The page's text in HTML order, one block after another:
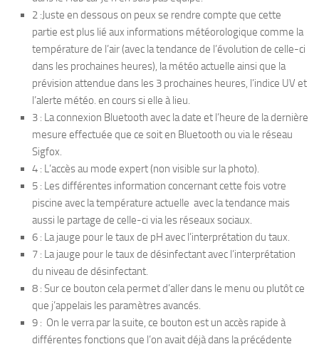
2 :Juste en dessous on peux se rendre compte que cette
partie est plus lié aux informations météorologique comme la
température de l’air (avec la tendance de l’évolution de celle-ci
dans les prochaines heures), la météo actuelle ainsi que la
prévision attendue dans les 3 prochaines heures, l’indice UV et
l’alerte météo. en cours si elle à lieu.
3 : La connexion Bluetooth avec la date et l’heure de la dernière
mesure effectuée que ce soit en Bluetooth ou via le réseau
Sigfox.
4 : L’accès au mode expert (non visible sur la photo).
5 : Les différentes information concernant cette fois votre
piscine avec la température actuelle avec la tendance mais
aussi le partage de celle-ci via les réseaux sociaux.
6 : La jauge pour le taux de pH avec l’interprétation du taux.
7 : La jauge pour le taux de désinfectant avec l’interprétation
du niveau de désinfectant.
8 : Sur ce bouton cela permet d’aller dans le menu ou plutôt ce
que j’appelais les paramètres avancés.
9 : On le verra par la suite, ce bouton est un accès rapide à
différentes fonctions que l’on avait déjà dans la précédente